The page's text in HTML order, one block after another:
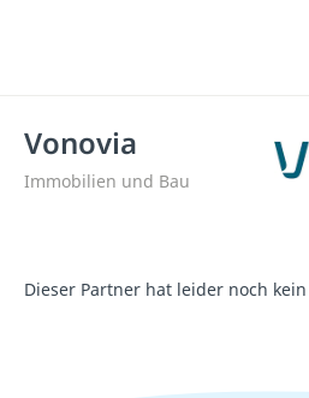
Vonovia
Immobilien und Bau
Dieser Partner hat leider noch